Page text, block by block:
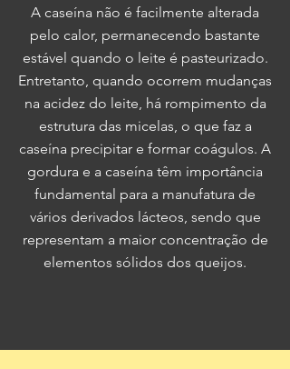
A caseína não é facilmente alterada
pelo calor, permanecendo bastante
estável quando o leite é pasteurizado.
Entretanto, quando ocorrem mudanças
na acidez do leite, há rompimento da
estrutura das micelas, o que faz a
caseína precipitar e formar coágulos. A
gordura e a caseína têm importância
fundamental para a manufatura de
vários derivados lácteos, sendo que
representam a maior concentração de
elementos sólidos dos queijos.